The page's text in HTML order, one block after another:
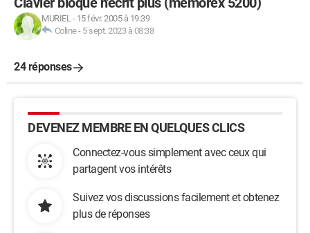
MURIEL- 15 févr. 2005 à 19:39
Coline- 5 sept. 2023 à 08:38
24 réponses
DEVENEZ MEMBRE EN QUELQUES CLICS
Connectez-vous simplement avec ceux qui
partagent vos intérêts
Suivez vos discussions facilement et obtenez
plus de réponses